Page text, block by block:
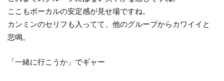
ここもボーカルの安定感が見せ場ですね。
カンミンのセリフも入ってて、他のグループからカワイイと
悲鳴。
「一緒に行こうか」でギャー